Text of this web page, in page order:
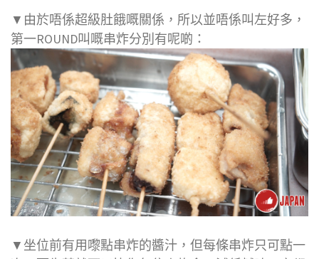
▼由於唔係超級肚餓嘅關係，所以並唔係叫左好多，
第一ROUND叫嘅串炸分別有呢啲：
▼坐位前有用嚟點串炸的醬汁，但每條串炸只可點一